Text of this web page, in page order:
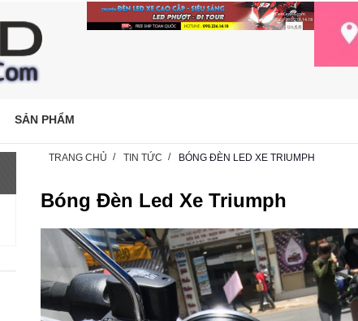
SẢN PHẨM
TRANG CHỦ TIN TỨC BÓNG ĐÈN LED XE TRIUMPH
Bóng Đèn Led Xe Triumph